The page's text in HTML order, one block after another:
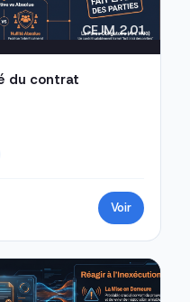
CEJM 2.01
du contrat
Voir